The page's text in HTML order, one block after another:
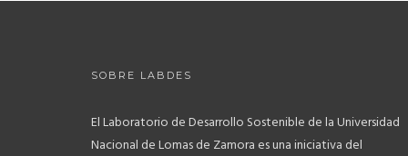
SOBRE LABDES
El Laboratorio de Desarrollo Sostenible de la Universidad
Nacional de Lomas de Zamora es una iniciativa del